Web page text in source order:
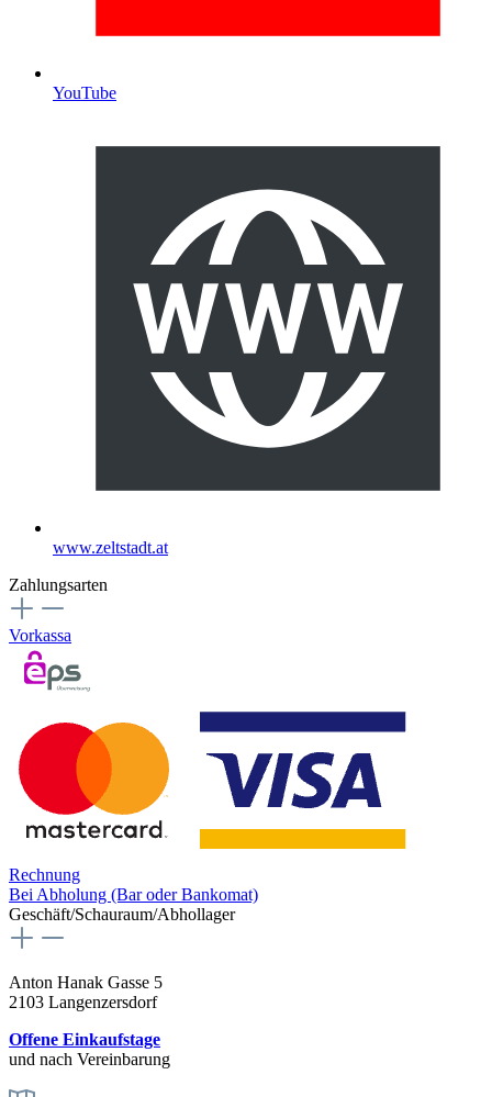
YouTube
www.zeltstadt.at
Zahlungsarten
Vorkassa
Rechnung
Bei Abholung (Bar oder Bankomat)
Geschäft/Schauraum/Abhollager
Anton Hanak Gasse 5
2103 Langenzersdorf
Offene Einkaufstage
und nach Vereinbarung